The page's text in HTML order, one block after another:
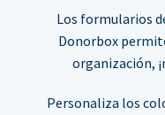
Los formularios
Donorbox
organización,
Personaliza los